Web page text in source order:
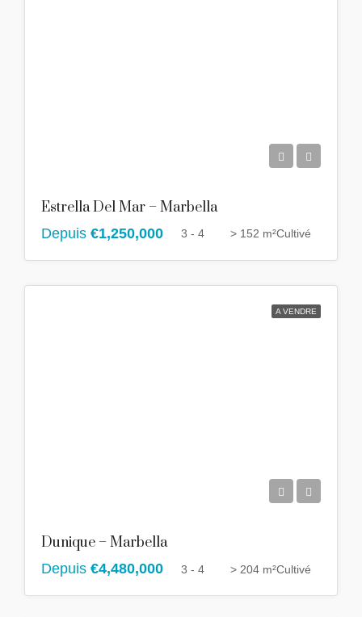
Estrella Del Mar – Marbella
Depuis €1,250,000 3 - 4 > 152 m²Cultivé
A VENDRE
Dunique – Marbella
Depuis €4,480,000 3 - 4 > 204 m²Cultivé